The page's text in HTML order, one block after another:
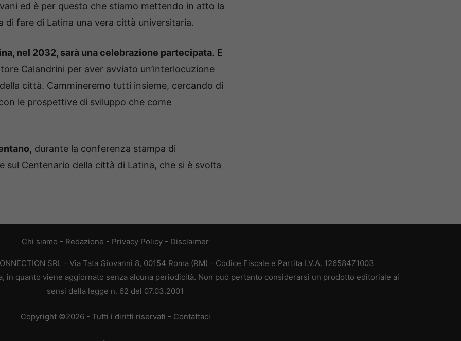
ed è per questo che stiamo mettendo in atto la
fare di Latina una vera città universitaria.
nel 2032, sarà una celebrazione partecipata. E
Calandrini per aver avviato un’interlocuzione
città. Cammineremo tutti insieme, cercando di
le prospettive di sviluppo che come
durante la conferenza stampa di
sul Centenario della città di Latina, che si è svolta
Chi siamo - Redazione - Privacy Policy - Disclaimer
SRL - Via Tata Giovanni 8, 00154 Roma (RM) - Codice Fiscale e Partita I.V.A. 12658471003
in quanto viene aggiornato senza alcuna periodicità. Non può pertanto considerarsi un prodotto editoriale ai
sensi della legge n. 62 del 07.03.2001
Copyright ©2026 - Tutti i diritti riservati - Contattaci